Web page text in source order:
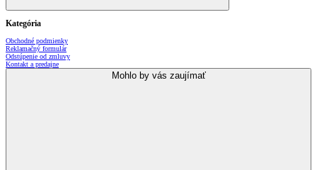
Kategória
Obchodné podmienky
Reklamačný formulár
Odstúpenie od zmluvy
Kontakt a predajne
Mohlo by vás zaujímať